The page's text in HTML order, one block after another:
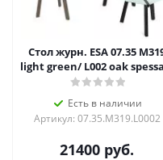
Стол журн. ESA 07.35
light green/ L002 oak
Есть в наличии
Артикул: 07.35.M319.L0002
21400 руб.